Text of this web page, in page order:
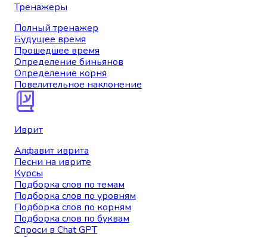
Тренажеры
Полный тренажер
Будущее время
Прошедшее время
Определение биньянов
Определение корня
Повелительное наклонение
Иврит
Алфавит иврита
Песни на иврите
Курсы
Подборка слов по темам
Подборка слов по уровням
Подборка слов по корням
Подборка слов по буквам
Спроси в Chat GPT